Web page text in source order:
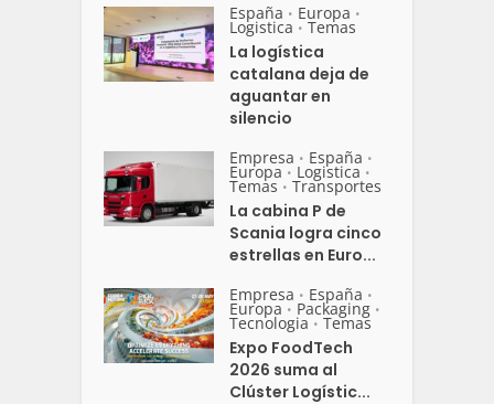
España • Europa •
Logistica • Temas
La logística
catalana deja de
aguantar en
silencio
Empresa • España •
Europa • Logistica •
Temas • Transportes
La cabina P de
Scania logra cinco
estrellas en Euro...
Empresa • España •
Europa • Packaging •
Tecnologia • Temas
Expo FoodTech
2026 suma al
Clúster Logístic...